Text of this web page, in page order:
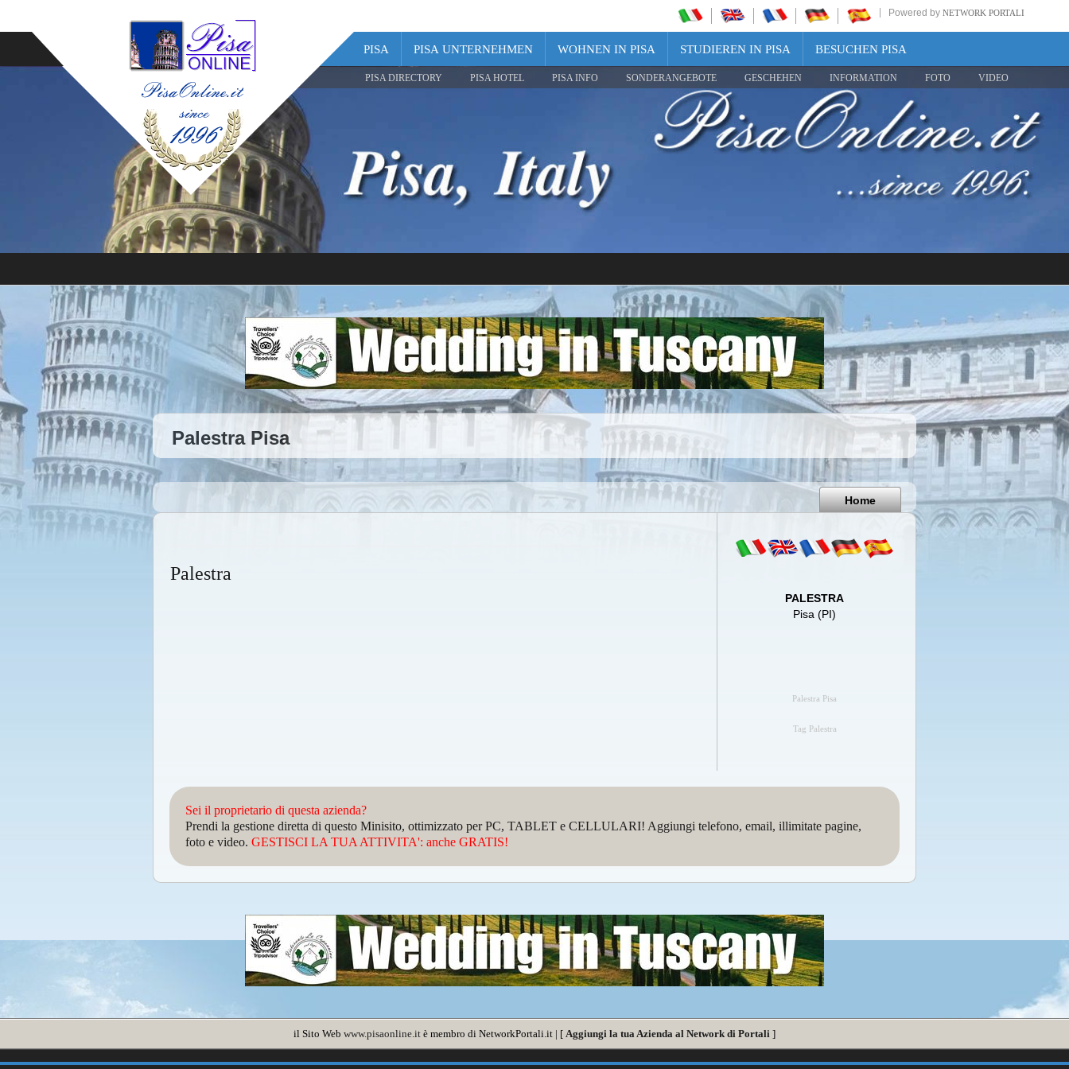
Powered by NETWORK PORTALI
PISA PISA UNTERNEHMEN WOHNEN IN PISA STUDIEREN IN PISA BESUCHEN PISA
PISA DIRECTORY PISA HOTEL PISA INFO SONDERANGEBOTE GESCHEHEN INFORMATION FOTO VIDEO
Share
Pisa
Italy
Palestra Pisa
Home
Palestra
PALESTRA
Pisa (PI)
Palestra Pisa
Tag Palestra
Sei il proprietario di questa azienda?
Prendi la gestione diretta di questo Minisito, ottimizzato per PC, TABLET e CELLULARI! Aggiungi telefono, email, illimitate pagine,
foto e video. GESTISCI LA TUA ATTIVITA': anche GRATIS!
il Sito Web www.pisaonline.it è membro di NetworkPortali.it | [ Aggiungi la tua Azienda al Network di Portali ]